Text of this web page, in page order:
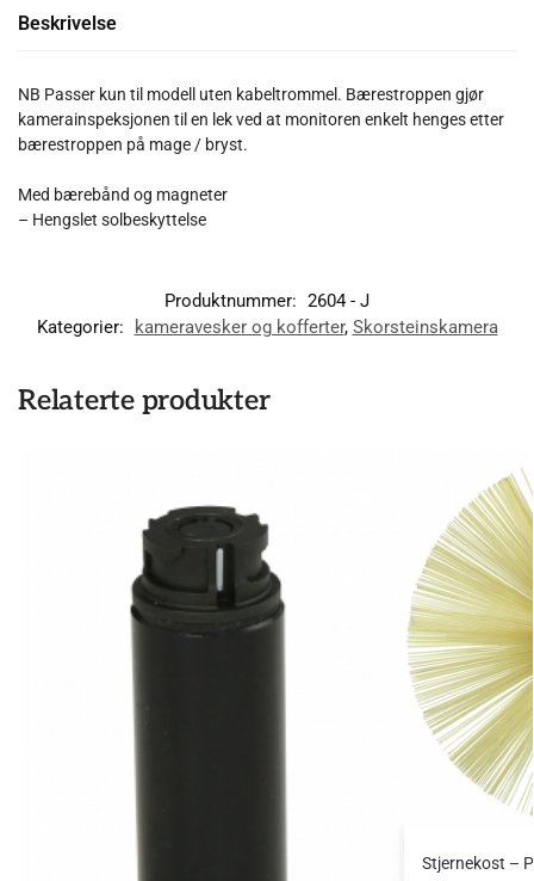
Beskrivelse
NB Passer kun til modell uten kabeltrommel. Bærestroppen gjør
kamerainspeksjonen til en lek ved at monitoren enkelt henges etter
bærestroppen på mage / bryst.
Med bærebånd og magneter
– Hengslet solbeskyttelse
Produktnummer: 2604 - J
Kategorier:
kameravesker og kofferter, Skorsteinskamera
Relaterte produkter
Stjernekost –